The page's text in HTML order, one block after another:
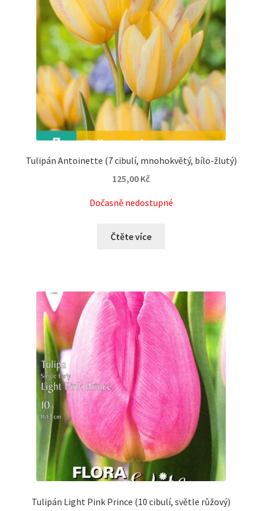
Tulipán Antoinette (7 cibulí, mnohokvětý, bílo-žlutý)
125,00 Kč
Dočasně nedostupné
Čtěte více
Tulipán Light Pink Prince (10 cibulí, světle růžový)